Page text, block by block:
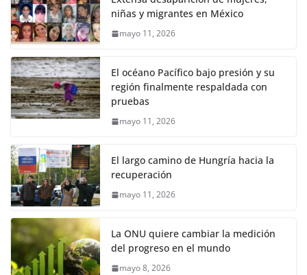
niñas y migrantes en México
mayo 11, 2026
El océano Pacífico bajo presión y su
región finalmente respaldada con
pruebas
mayo 11, 2026
El largo camino de Hungría hacia la
recuperación
mayo 11, 2026
La ONU quiere cambiar la medición
del progreso en el mundo
mayo 8, 2026